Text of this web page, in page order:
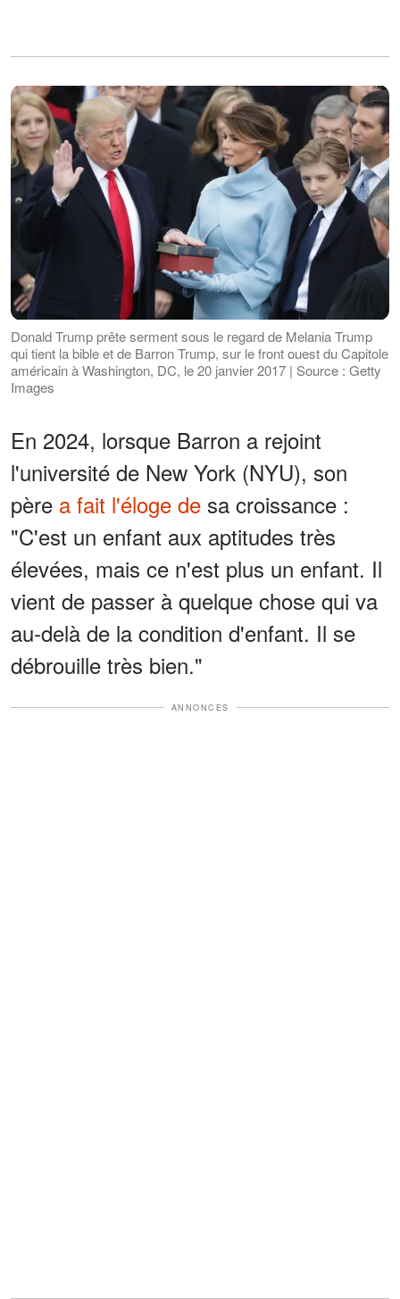
Donald Trump prête serment sous le regard de Melania Trump
qui tient la bible et de Barron Trump, sur le front ouest du Capitole
américain à Washington, DC, le 20 janvier 2017 | Source : Getty
Images
En 2024, lorsque Barron a rejoint
l'université de New York (NYU), son
père a fait l'éloge de sa croissance :
"C'est un enfant aux aptitudes très
élevées, mais ce n'est plus un enfant. Il
vient de passer à quelque chose qui va
au-delà de la condition d'enfant. Il se
débrouille très bien."
ANNONCES